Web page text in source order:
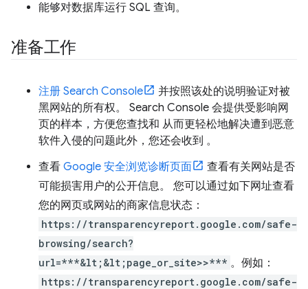
能够对数据库运行 SQL 查询。
准备工作
注册 Search Console
并按照该处的说明验证对被
黑网站的所有权。 Search Console 会提供受影响网
页的样本，方便您查找和 从而更轻松地解决遭到恶意
软件入侵的问题此外，您还会收到 。
查看 Google 安全浏览诊断页面
查看有关网站是否
可能损害用户的公开信息。 您可以通过如下网址查看
您的网页或网站的商家信息状态：
https://transparencyreport.google.com/safe-
browsing/search?
url=***&lt;&lt;page_or_site>>*** 。例如：
https://transparencyreport.google.com/safe-